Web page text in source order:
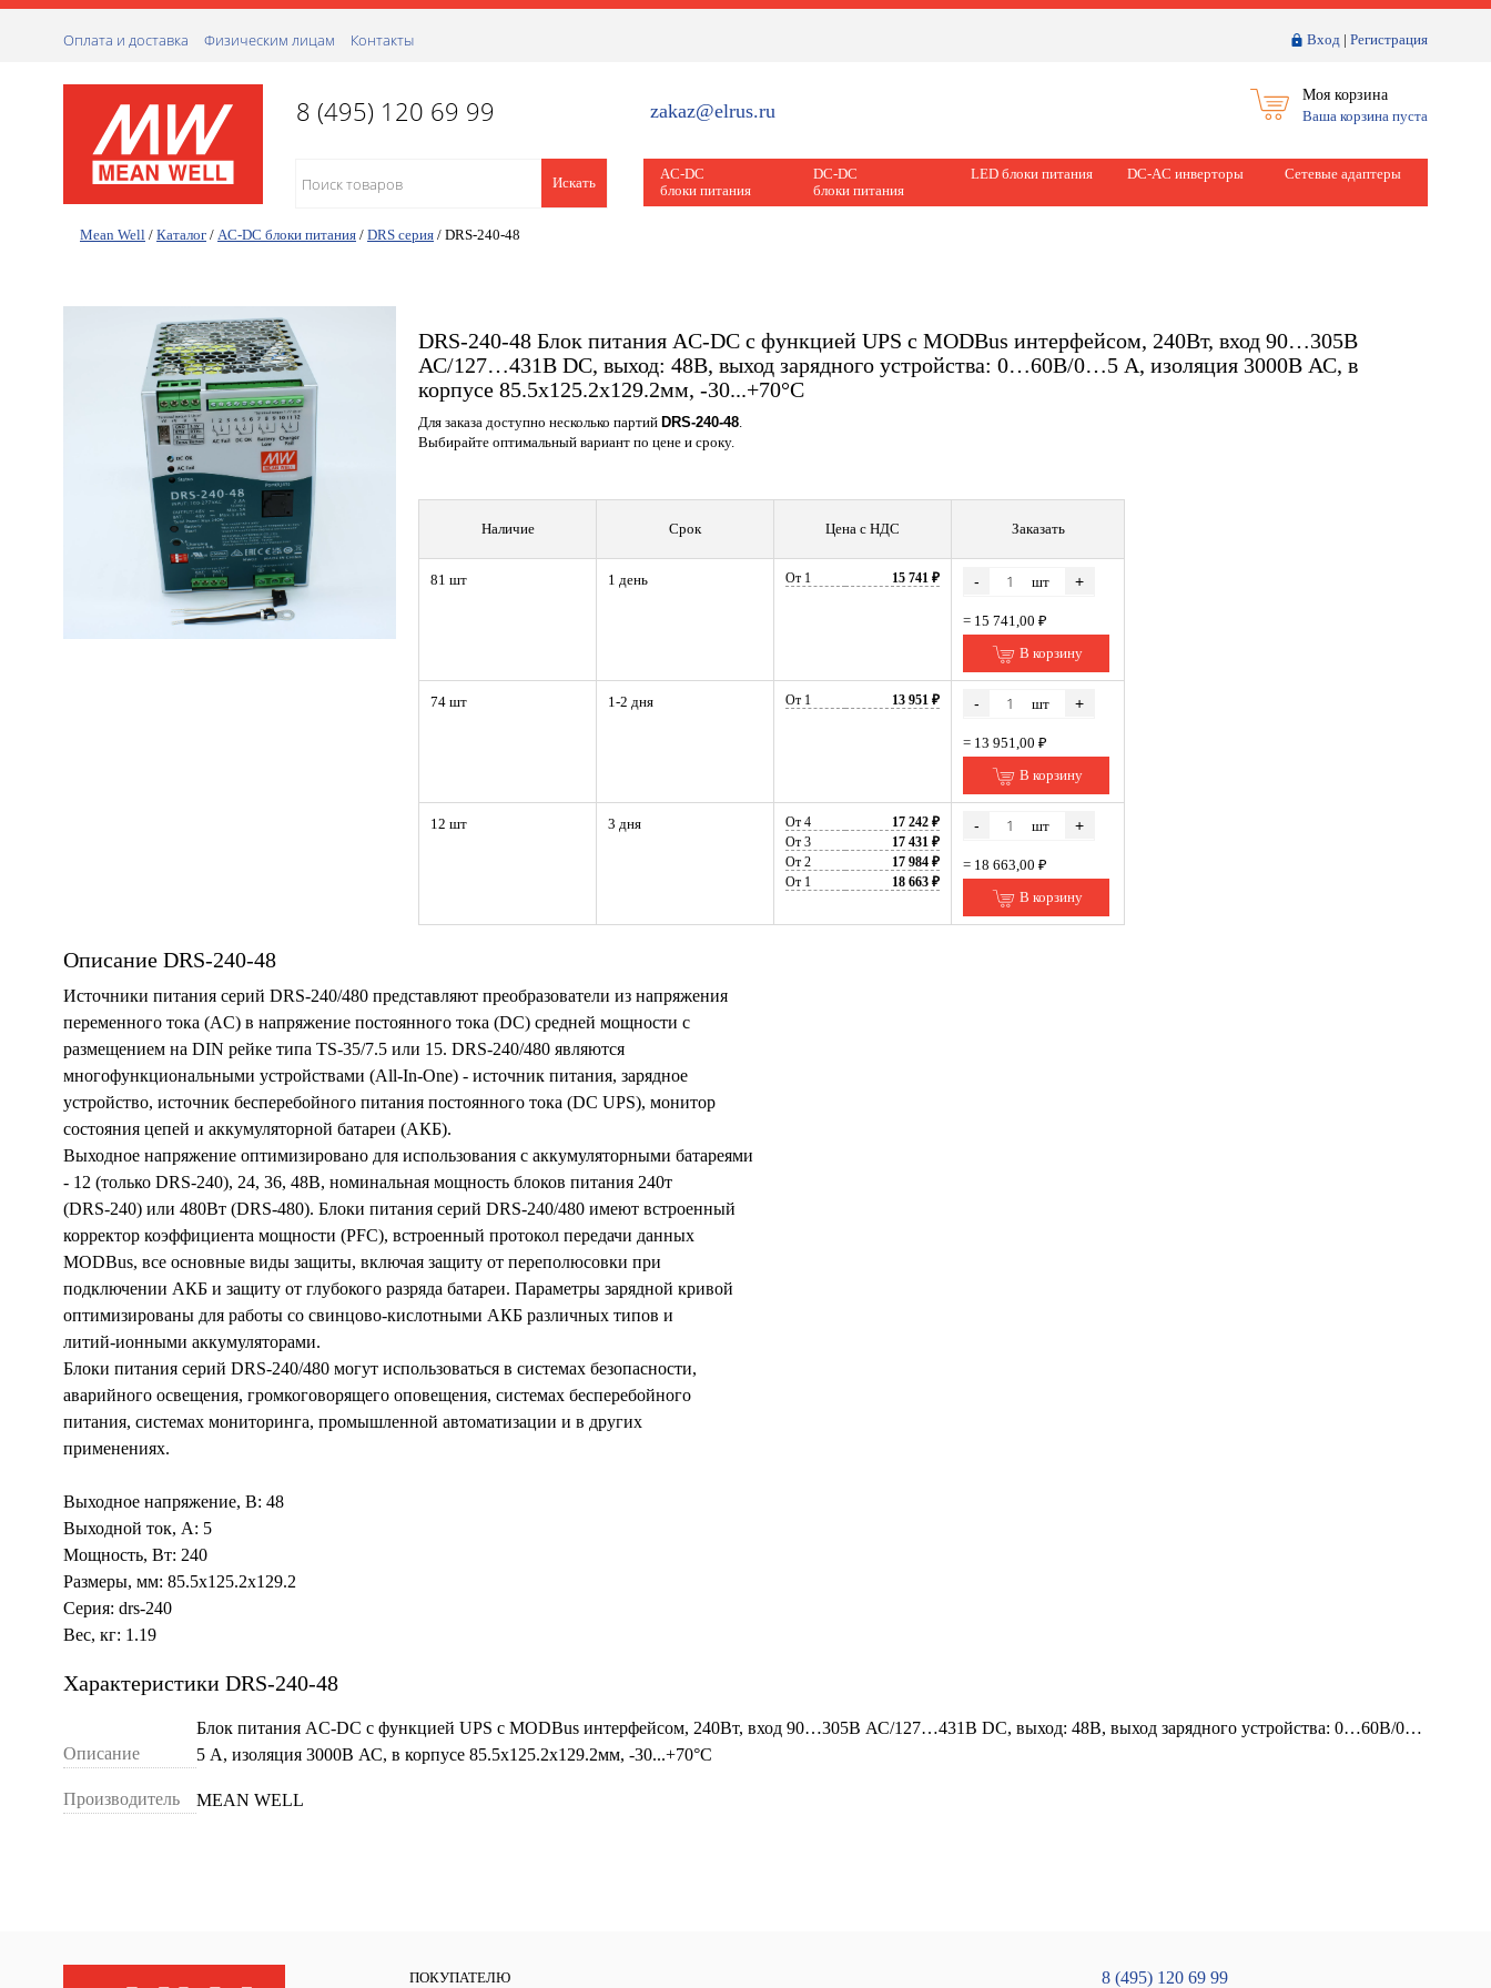
Вход | Регистрация
Оплата и доставка Физическим лицам Контакты
8 (495) 120 69 99 zakaz@elrus.ru
Моя корзина
Ваша корзина пуста
Искать
AC-DC
блоки питания
DC-DC
блоки питания
LED блоки питания DC-AC инверторы Сетевые адаптеры
Mean Well / Каталог / AC-DC блоки питания / DRS серия / DRS-240-48
DRS-240-48 Блок питания AC-DC с функцией UPS c MODBus интерфейсом, 240Вт, вход 90…305В
АС/127…431В DC, выход: 48В, выход зарядного устройства: 0…60В/0…5 А, изоляция 3000В АС, в
корпусе 85.5х125.2х129.2мм, -30...+70°С
Для заказа доступно несколько партий DRS-240-48
Выбирайте оптимальный вариант по цене и сроку.
Наличие Срок Цена с НДС Заказать
81 шт 1 день От 1 15 741 ₽ - шт +
= 15 741,00 ₽
В корзину
74 шт 1-2 дня От 1 13 951 ₽ - шт +
= 13 951,00 ₽
В корзину
12 шт 3 дня От 4
17 242 ₽
От 3
17 431 ₽
От 2
17 984 ₽
От 1
18 663 ₽
- шт +
= 18 663,00 ₽
В корзину
Описание DRS-240-48
Источники питания серий DRS-240/480 представляют преобразователи из напряжения
переменного тока (AC) в напряжение постоянного тока (DC) средней мощности с
размещением на DIN рейке типа TS-35/7.5 или 15. DRS-240/480 являются
многофункциональными устройствами (All-In-One) - источник питания, зарядное
устройство, источник бесперебойного питания постоянного тока (DC UPS), монитор
состояния цепей и аккумуляторной батареи (АКБ).
Выходное напряжение оптимизировано для использования с аккумуляторными батареями
- 12 (только DRS-240), 24, 36, 48В, номинальная мощность блоков питания 240т
(DRS-240) или 480Вт (DRS-480). Блоки питания серий DRS-240/480 имеют встроенный
корректор коэффициента мощности (PFC), встроенный протокол передачи данных
MODBus, все основные виды защиты, включая защиту от переполюсовки при
подключении АКБ и защиту от глубокого разряда батареи. Параметры зарядной кривой
оптимизированы для работы со свинцово-кислотными АКБ различных типов и
литий-ионными аккумуляторами.
Блоки питания серий DRS-240/480 могут использоваться в системах безопасности,
аварийного освещения, громкоговорящего оповещения, системах бесперебойного
питания, системах мониторинга, промышленной автоматизации и в других
применениях.
Выходное напряжение, В: 48
Выходной ток, А: 5
Мощность, Вт: 240
Размеры, мм: 85.5x125.2x129.2
Серия: drs-240
Вес, кг: 1.19
Характеристики DRS-240-48
Описание
Блок питания AC-DC с функцией UPS c MODBus интерфейсом, 240Вт, вход 90…305В АС/127…431В DC, выход: 48В, выход зарядного устройства: 0…60В/0…
5 А, изоляция 3000В АС, в корпусе 85.5х125.2х129.2мм, -30...+70°С
Производитель MEAN WELL
ПОКУПАТЕЛЮ 8 (495) 120 69 99